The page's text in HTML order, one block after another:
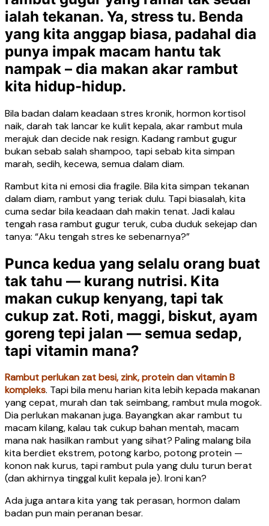
ialah tekanan. Ya, stress tu. Benda
yang kita anggap biasa, padahal dia
punya impak macam hantu tak
nampak – dia makan akar rambut
kita hidup-hidup.
Bila badan dalam keadaan stres kronik, hormon kortisol
naik, darah tak lancar ke kulit kepala, akar rambut mula
merajuk dan decide nak resign. Kadang rambut gugur
bukan sebab salah shampoo, tapi sebab kita simpan
marah, sedih, kecewa, semua dalam diam.
Rambut kita ni emosi dia fragile. Bila kita simpan tekanan
dalam diam, rambut yang teriak dulu. Tapi biasalah, kita
cuma sedar bila keadaan dah makin tenat. Jadi kalau
tengah rasa rambut gugur teruk, cuba duduk sekejap dan
tanya: “Aku tengah stres ke sebenarnya?”
Punca kedua yang selalu orang buat
tak tahu — kurang nutrisi. Kita
makan cukup kenyang, tapi tak
cukup zat. Roti, maggi, biskut, ayam
goreng tepi jalan — semua sedap,
tapi vitamin mana?
Rambut perlukan zat besi, zink, protein dan vitamin B
kompleks. Tapi bila menu harian kita lebih kepada makanan
yang cepat, murah dan tak seimbang, rambut mula mogok.
Dia perlukan makanan juga. Bayangkan akar rambut tu
macam kilang, kalau tak cukup bahan mentah, macam
mana nak hasilkan rambut yang sihat? Paling malang bila
kita berdiet ekstrem, potong karbo, potong protein —
konon nak kurus, tapi rambut pula yang dulu turun berat
(dan akhirnya tinggal kulit kepala je). Ironi kan?
Ada juga antara kita yang tak perasan, hormon dalam
badan pun main peranan besar.